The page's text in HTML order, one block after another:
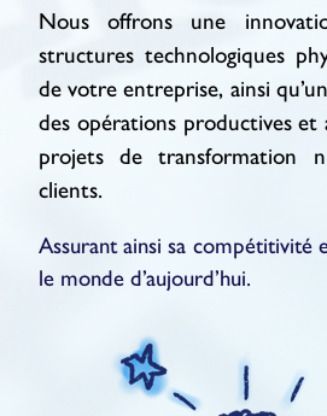
Nous offrons une
structures technologiques
de votre entreprise, ainsi
des opérations productives et
projets de transformation
clients.
Assurant ainsi sa compétitivité
le monde d’aujourd’hui.